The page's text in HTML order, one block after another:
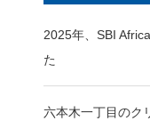
2025年、SBI
た
六本木一丁目のク